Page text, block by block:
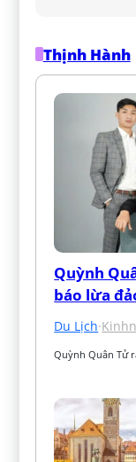
Thịnh Hành
Quỳnh
báo lừa
Du Lịch·
Quỳnh Quân Tử